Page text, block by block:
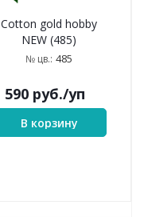
Cotton gold hobby
NEW (485)
№ цв.: 485
590 руб./уп
В корзину